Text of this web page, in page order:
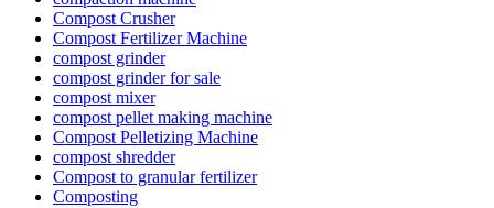
Compost Crusher
Compost Fertilizer Machine
compost grinder
compost grinder for sale
compost mixer
compost pellet making machine
Compost Pelletizing Machine
compost shredder
Compost to granular fertilizer
Composting